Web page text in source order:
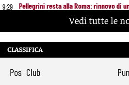
9:29
Pellegrini resta alla Roma: rinnovo di
Vedi tutte le
CLASSIFICA
Pos Club